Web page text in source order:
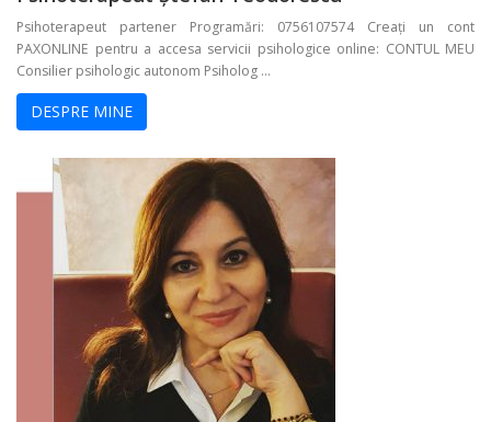
Psihoterapeut partener Programări: 0756107574 Creați un cont
PAXONLINE pentru a accesa servicii psihologice online: CONTUL MEU
Consilier psihologic autonom Psiholog ...
DESPRE MINE